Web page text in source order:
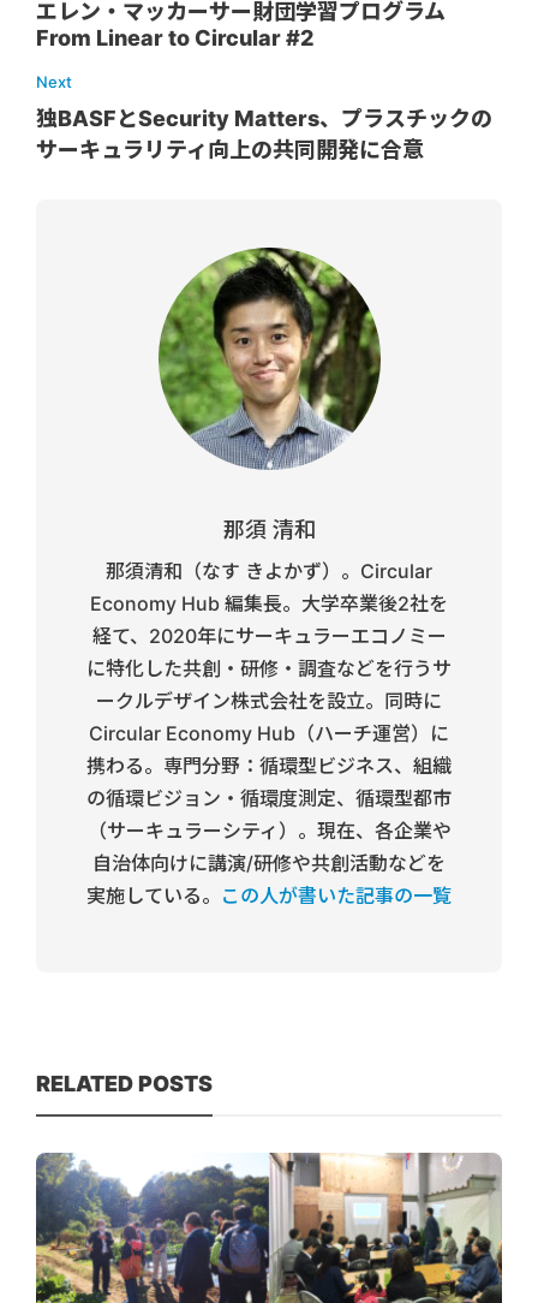
エレン・マッカーサー財団学習プログラム
From Linear to Circular #2
Next
独BASFとSecurity Matters、プラスチックの
サーキュラリティ向上の共同開発に合意
那須 清和
那須清和（なす きよかず）。Circular
Economy Hub 編集長。大学卒業後2社を
経て、2020年にサーキュラーエコノミー
に特化した共創・研修・調査などを行うサ
ークルデザイン株式会社を設立。同時に
Circular Economy Hub（ハーチ運営）に
携わる。専門分野：循環型ビジネス、組織
の循環ビジョン・循環度測定、循環型都市
（サーキュラーシティ）。現在、各企業や
自治体向けに講演/研修や共創活動などを
実施している。 この人が書いた記事の一覧
RELATED POSTS